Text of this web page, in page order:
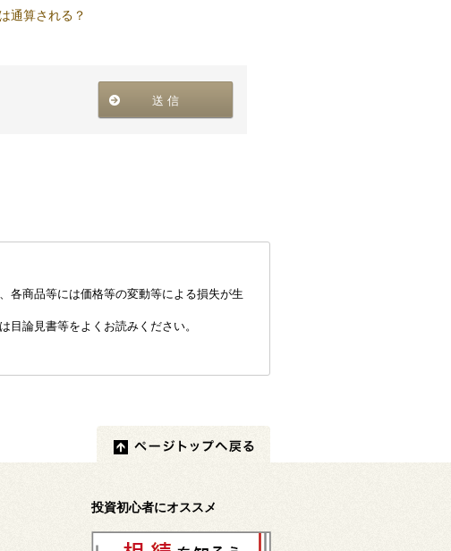
通算される？
各商品等には価格等の変動等による損失が生
論見書等をよくお読みください。
投資初心者にオススメ